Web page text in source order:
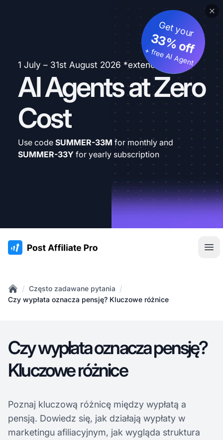
1 July – 31st August 2026 *extended
AI Agents at Zero
Cost
Get your
33% off
+ free AI Agent
Use code SUMMER-33M for monthly and
SUMMER-33Y for yearly subscription
:site.title
Home
/ Często zadawane pytania /
Czy wypłata oznacza pensję? Kluczowe różnice
Czy wypłata oznacza pensję?
Kluczowe różnice
Poznaj kluczową różnicę między wypłatą a
pensją. Dowiedz się, jak działają wypłaty w
marketingu afiliacyjnym, jak wygląda struktura